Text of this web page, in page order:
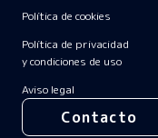
Política de cookies
Política de privacidad
y condiciones de uso
Aviso legal
Contacto